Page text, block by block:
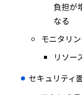
負担が
なる
モニタリ
リソー
セキュリティ